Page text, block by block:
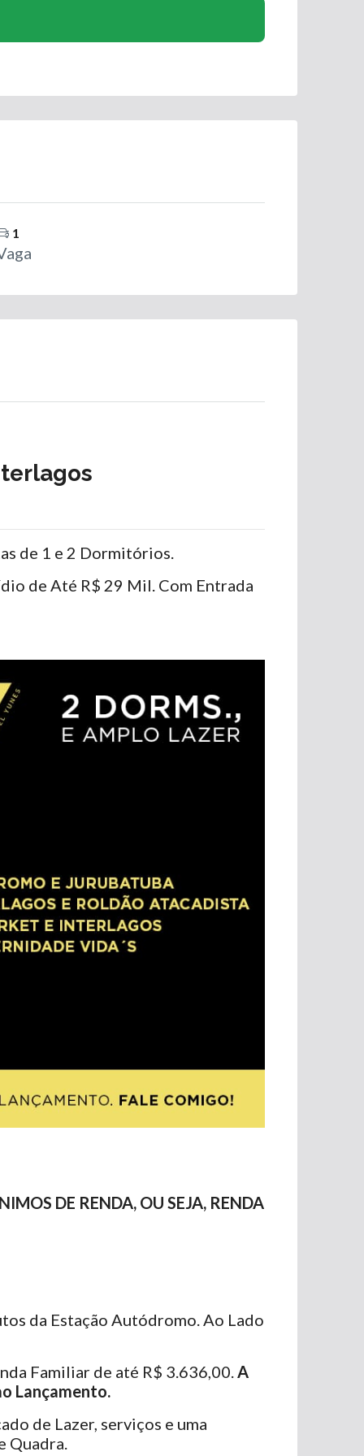
1
de 1 e 2 Dormitórios.
de Até R$ 29 Mil. Com Entrada
DE RENDA, OU SEJA, RENDA
da Estação Autódromo. Ao Lado
Familiar de até R$ 3.636,00. A
Lançamento.
de Lazer, serviços e uma
Quadra.